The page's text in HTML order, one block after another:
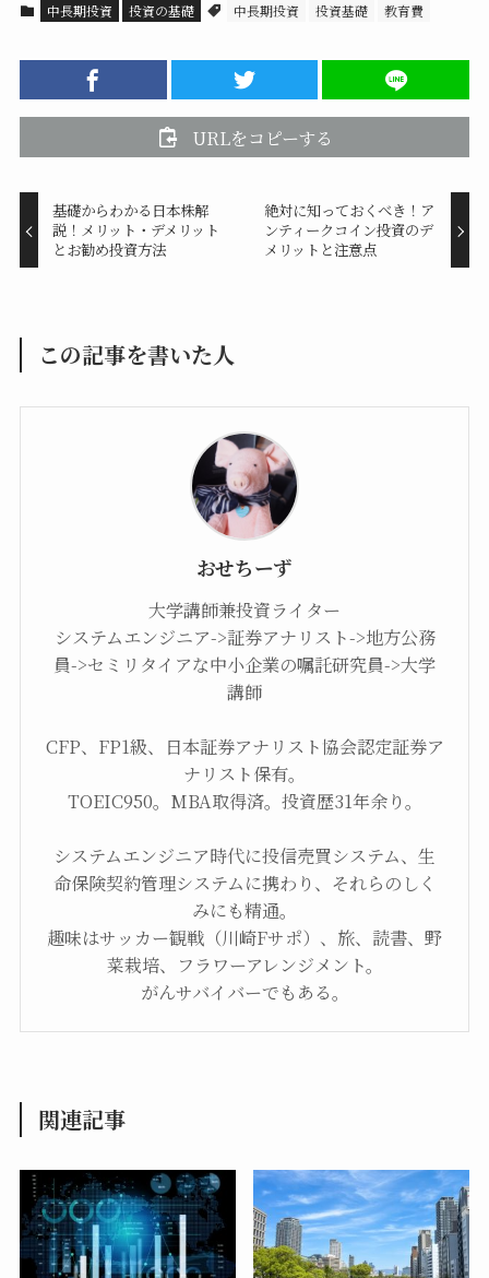
中長期投資 投資の基礎 中長期投資 投資基礎 教育費
URLをコピーする
基礎からわかる日本株解
説！メリット・デメリット
とお勧め投資方法
絶対に知っておくべき！ア
ンティークコイン投資のデ
メリットと注意点
この記事を書いた人
おせちーず
大学講師兼投資ライター
システムエンジニア->証券アナリスト->地方公務
員->セミリタイアな中小企業の嘱託研究員->大学
講師
CFP、FP1級、日本証券アナリスト協会認定証券ア
ナリスト保有。
TOEIC950。MBA取得済。投資歴31年余り。
システムエンジニア時代に投信売買システム、生
命保険契約管理システムに携わり、それらのしく
みにも精通。
趣味はサッカー観戦（川崎Fサポ）、旅、読書、野
菜栽培、フラワーアレンジメント。
がんサバイバーでもある。
関連記事